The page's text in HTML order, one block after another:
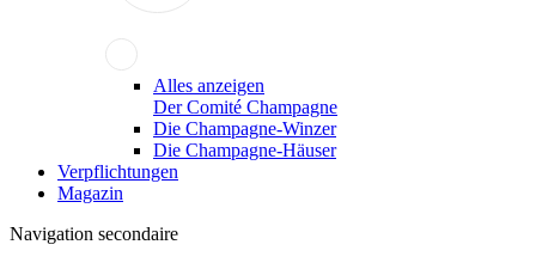
Alles anzeigen
Der Comité Champagne
Die Champagne-Winzer
Die Champagne-Häuser
Verpflichtungen
Magazin
Navigation secondaire